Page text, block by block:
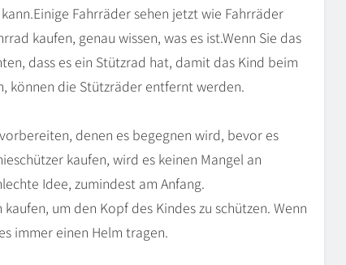
Einige Fahrräder sehen jetzt wie Fahrräder
kaufen, genau wissen, was es ist.Wenn Sie das
dass es ein Stützrad hat, damit das Kind beim
können die Stützräder entfernt werden.
denen es begegnen wird, bevor es
kaufen, wird es keinen Mangel an
Idee, zumindest am Anfang.
um den Kopf des Kindes zu schützen. Wenn
immer einen Helm tragen.